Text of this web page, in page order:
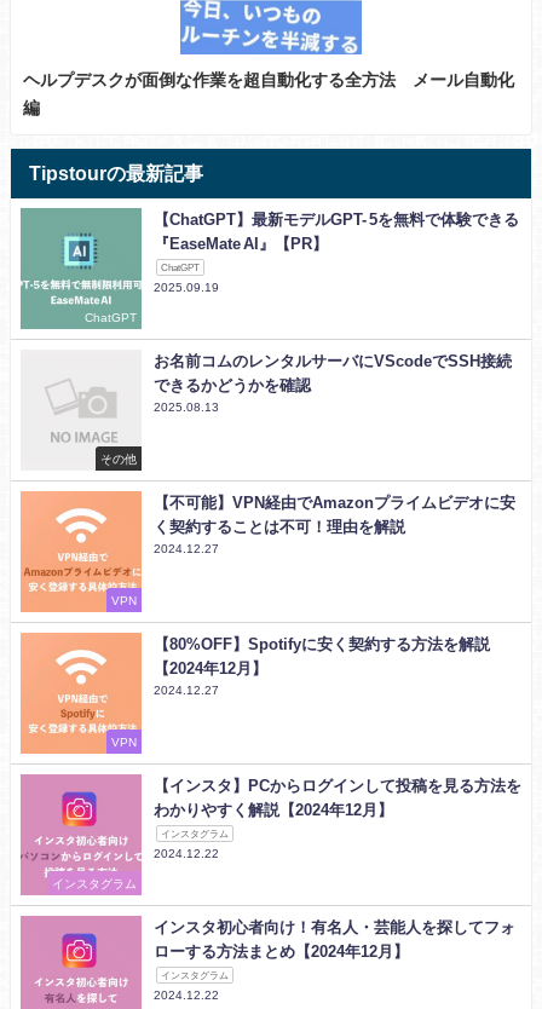
ヘルプデスクが面倒な作業を超自動化する全方法 メール自動化
編
Tipstourの最新記事
ChatGPT
【ChatGPT】最新モデルGPT- 5を無料で体験できる
『EaseMate AI』【PR】
ChatGPT
2025.09.19
その他
お名前コムのレンタルサーバにVScodeでSSH接続
できるかどうかを確認
2025.08.13
VPN
【不可能】VPN経由でAmazonプライムビデオに安
く契約することは不可！理由を解説
2024.12.27
VPN
【80%OFF】Spotifyに安く契約する方法を解説
【2024年12月】
2024.12.27
インスタグラム
【インスタ】PCからログインして投稿を見る方法を
わかりやすく解説【2024年12月】
インスタグラム
2024.12.22
インスタ初心者向け！有名人・芸能人を探してフォ
ローする方法まとめ【2024年12月】
インスタグラム
2024.12.22